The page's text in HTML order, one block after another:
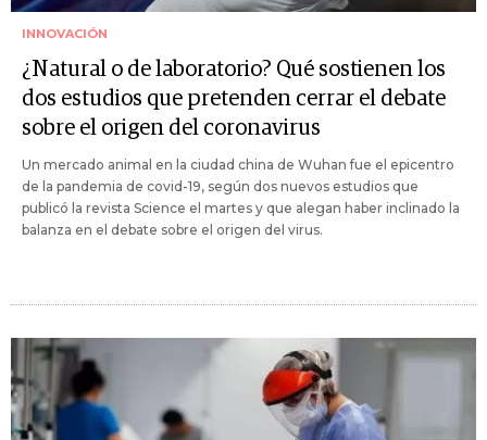
INNOVACIÓN
¿Natural o de laboratorio? Qué sostienen los
dos estudios que pretenden cerrar el debate
sobre el origen del coronavirus
Un mercado animal en la ciudad china de Wuhan fue el epicentro
de la pandemia de covid-19, según dos nuevos estudios que
publicó la revista Science el martes y que alegan haber inclinado la
balanza en el debate sobre el origen del virus.